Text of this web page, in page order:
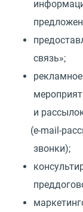
связь»;
и
(e-mail-
звонки);